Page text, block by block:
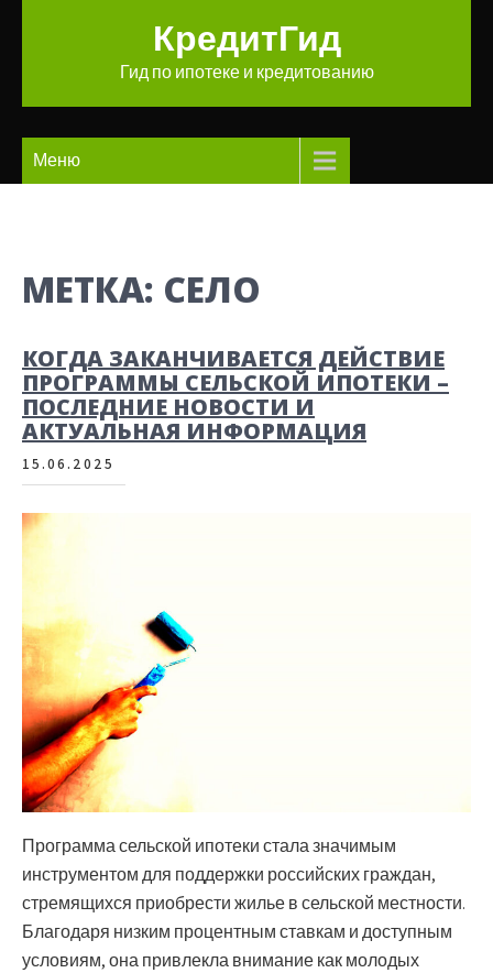
КредитГид
Гид по ипотеке и кредитованию
Меню
МЕТКА: СЕЛО
КОГДА ЗАКАНЧИВАЕТСЯ ДЕЙСТВИЕ
ПРОГРАММЫ СЕЛЬСКОЙ ИПОТЕКИ –
ПОСЛЕДНИЕ НОВОСТИ И
АКТУАЛЬНАЯ ИНФОРМАЦИЯ
15.06.2025
Программа сельской ипотеки стала значимым
инструментом для поддержки российских граждан,
стремящихся приобрести жилье в сельской местности.
Благодаря низким процентным ставкам и доступным
условиям, она привлекла внимание как молодых